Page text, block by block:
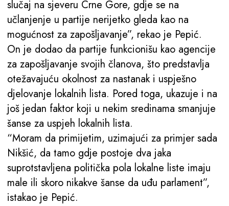
slučaj na sjeveru Crne Gore, gdje se na
učlanjenje u partije nerijetko gleda kao na
mogućnost za zapošljavanje”, rekao je Pepić.
On je dodao da partije funkcionišu kao agencije
za zapošljavanje svojih članova, što predstavlja
otežavajuću okolnost za nastanak i uspješno
djelovanje lokalnih lista. Pored toga, ukazuje i na
još jedan faktor koji u nekim sredinama smanjuje
šanse za uspjeh lokalnih lista.
“Moram da primijetim, uzimajući za primjer sada
Nikšić, da tamo gdje postoje dva jaka
suprotstavljena politička pola lokalne liste imaju
male ili skoro nikakve šanse da uđu parlament”,
istakao je Pepić.